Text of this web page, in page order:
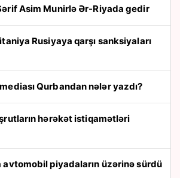
Asim Munirlə Ər-Riyada gedir
Qurbandan nələr yazdı?
avtomobil piyadaların üzərinə sürdü